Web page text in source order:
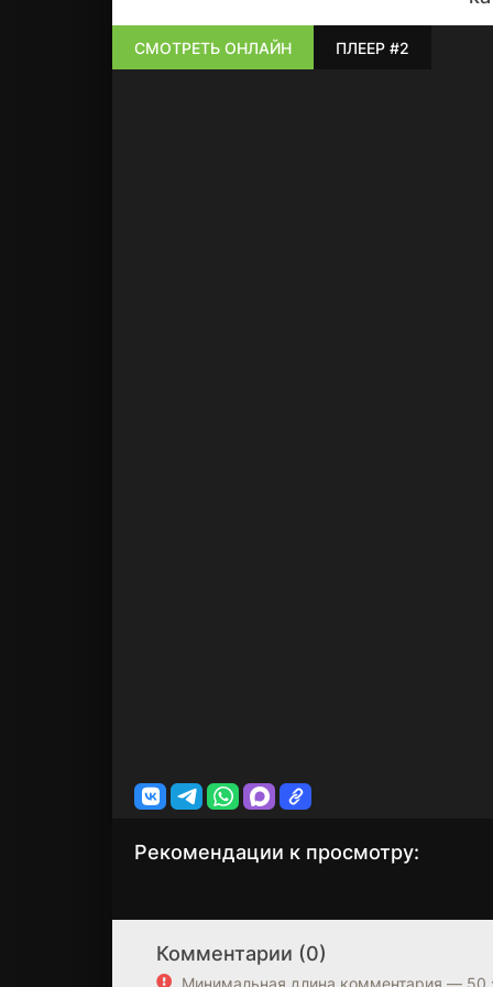
СМОТРЕТЬ ОНЛАЙН ПЛЕЕР #2
Рекомендации к просмотру:
6.1 6.5
Комментарии (0)
Минимальная длина комментария —